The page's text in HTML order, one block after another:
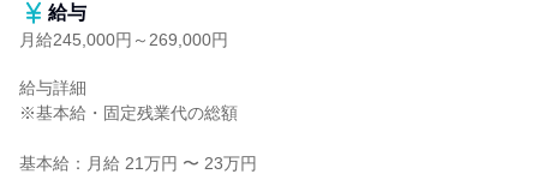
給与
月給245,000円～269,000円
給与詳細
※基本給・固定残業代の総額
基本給：月給 21万円 〜 23万円